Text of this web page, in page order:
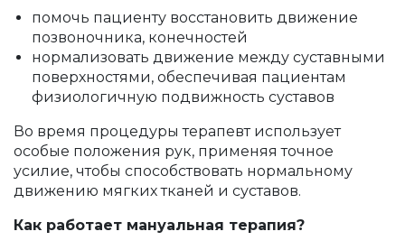
помочь пациенту восстановить движение
позвоночника, конечностей
нормализовать движение между суставными
поверхностями, обеспечивая пациентам
физиологичную подвижность суставов
Во время процедуры терапевт использует
особые положения рук, применяя точное
усилие, чтобы способствовать нормальному
движению мягких тканей и суставов.
Как работает мануальная терапия?